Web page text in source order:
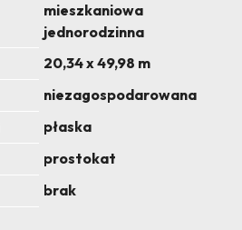
mieszkaniowa
jednorodzinna
20,34 x 49,98 m
niezagospodarowana
płaska
prostokat
brak